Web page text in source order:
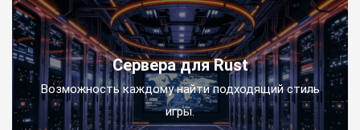
Сервера для Rust
Возможность каждому найти подходящий стиль
игры.